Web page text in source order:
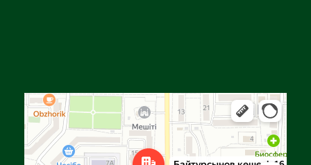
Яндекс Карталар — көлік, навигация, орындарды іздеу